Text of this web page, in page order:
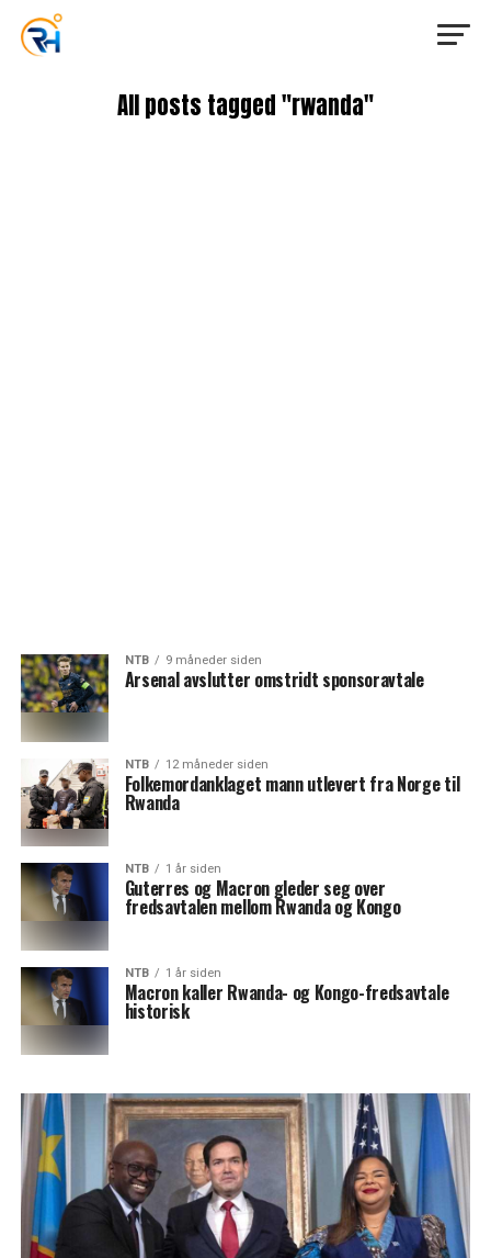
All posts tagged "rwanda"
NTB 9 måneder siden
Arsenal avslutter omstridt sponsoravtale
NTB 12 måneder siden
Folkemordanklaget mann utlevert fra Norge til
Rwanda
NTB 1 år siden
Guterres og Macron gleder seg over
fredsavtalen mellom Rwanda og Kongo
NTB 1 år siden
Macron kaller Rwanda- og Kongo-fredsavtale
historisk